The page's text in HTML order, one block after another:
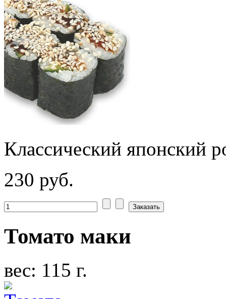
Классический японский
230 руб.
Томато маки
вес: 115 г.